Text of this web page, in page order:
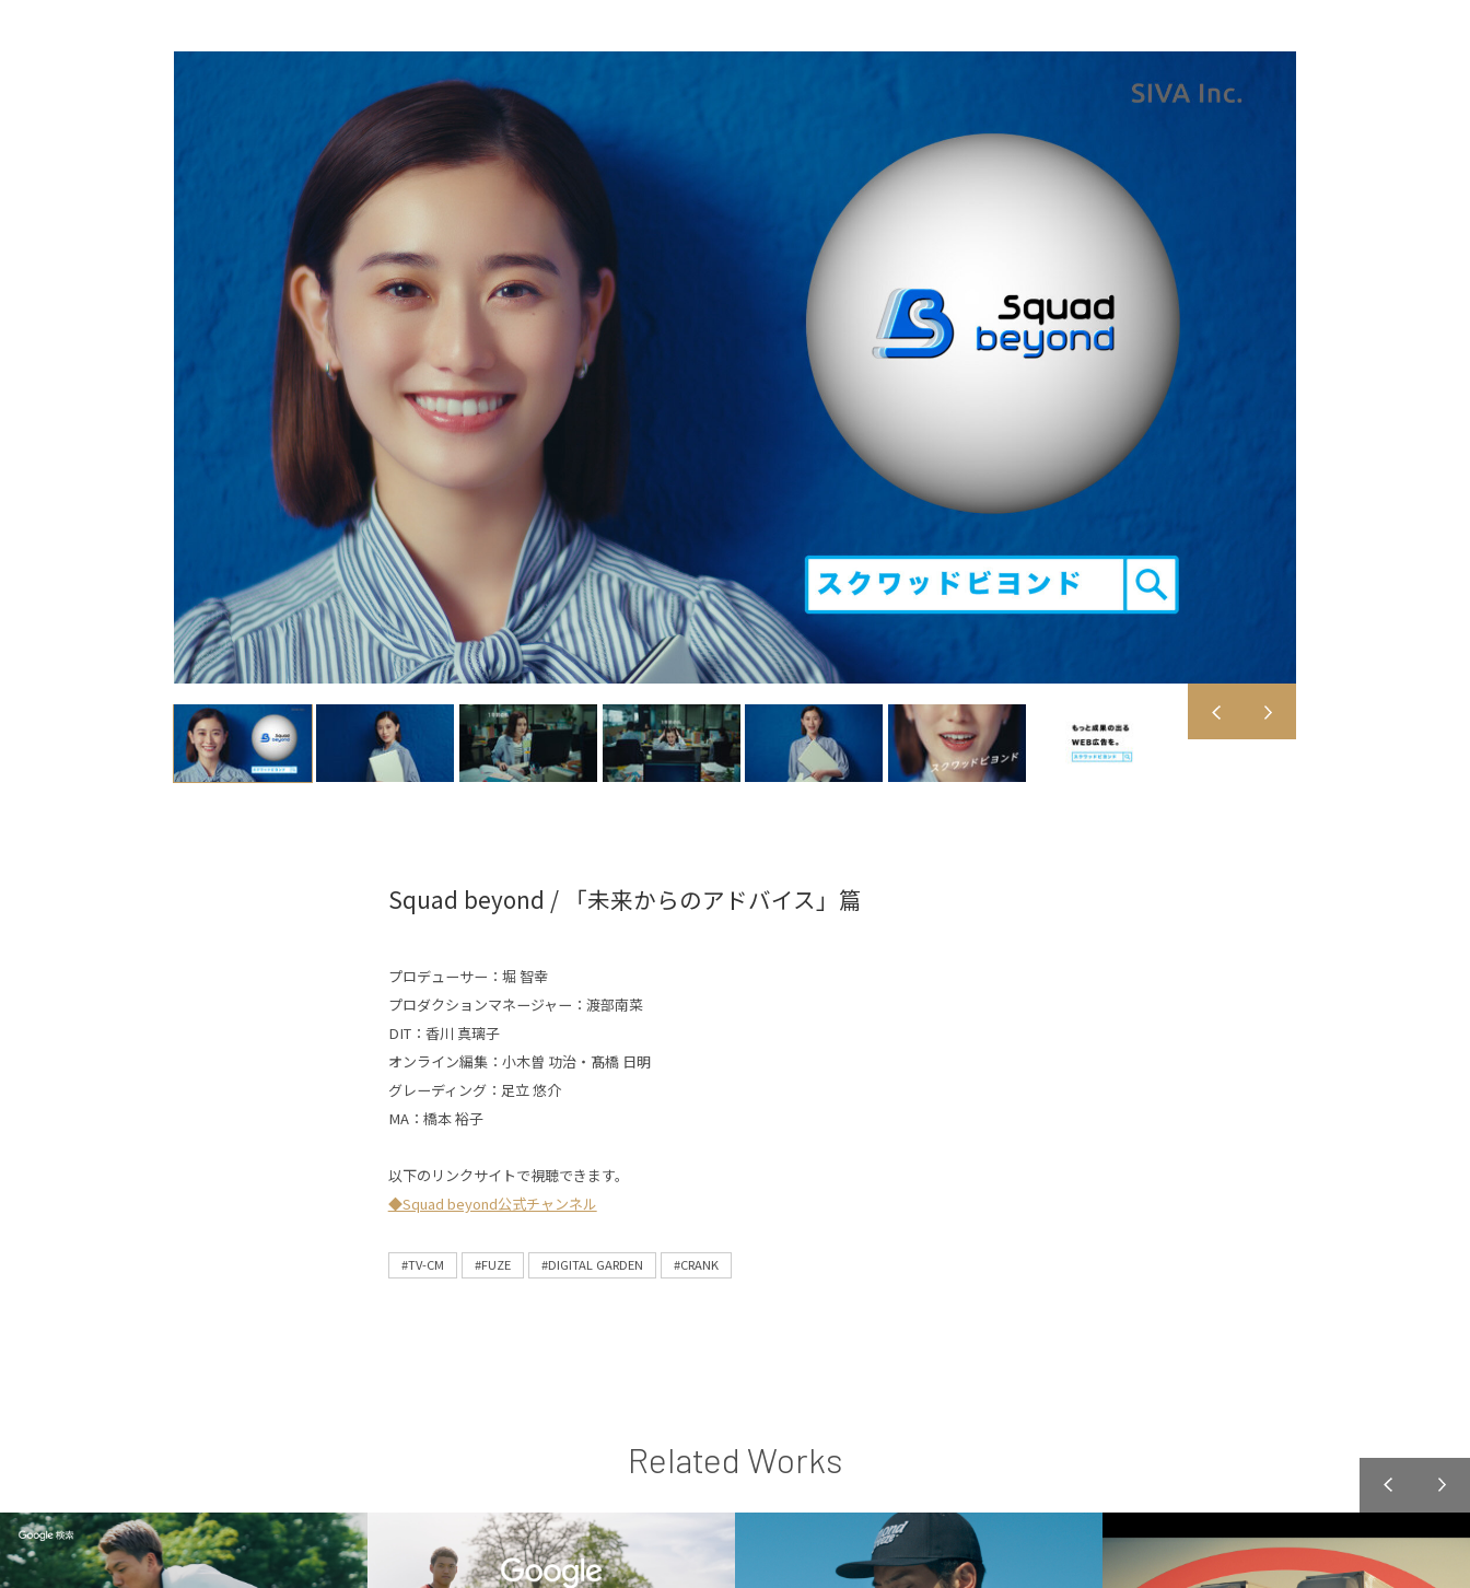
Squad beyond / 「未来からのアドバイス」篇
プロデューサー：堀 智幸
プロダクションマネージャー：渡部南菜
DIT：香川 真璃子
オンライン編集： 小木曽 功治・髙橋 日明
グレーディング：足立 悠介
MA：橋本 裕子
以下のリンクサイトで視聴できます。
◆Squad beyond公式チャンネル
#TV-CM #FUZE #DIGITAL GARDEN #CRANK
Related Works